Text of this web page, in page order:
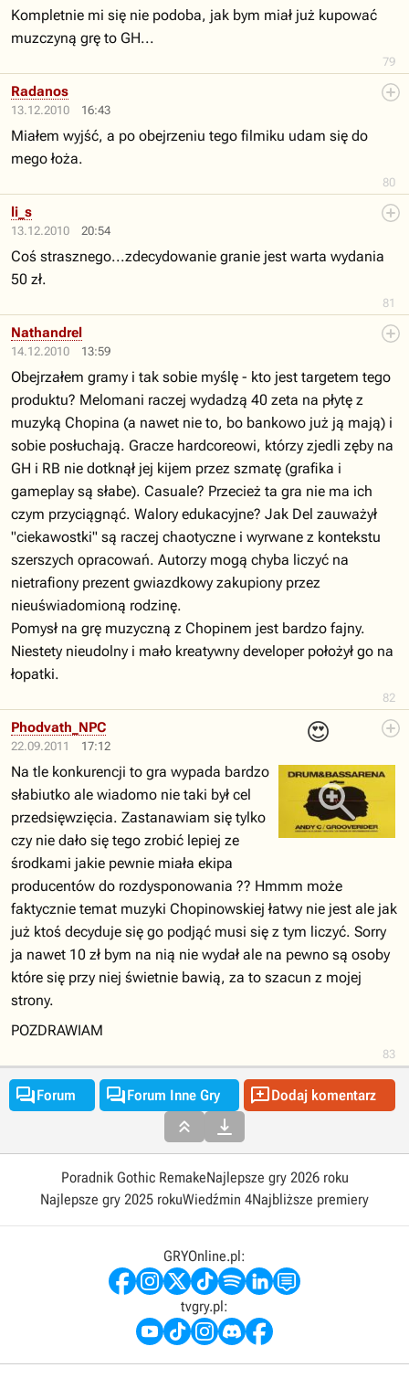
79
Kompletnie mi się nie podoba, jak bym miał już kupować
muzczyną grę to GH...
13.12.2010 16:43
80
Radanos
Miałem wyjść, a po obejrzeniu tego filmiku udam się do
mego łoża.
13.12.2010 20:54
81
li_s
Coś strasznego...zdecydowanie granie jest warta wydania
50 zł.
14.12.2010 13:59
82
Nathandrel
Obejrzałem gramy i tak sobie myślę - kto jest targetem tego
produktu? Melomani raczej wydadzą 40 zeta na płytę z
muzyką Chopina (a nawet nie to, bo bankowo już ją mają) i
sobie posłuchają. Gracze hardcoreowi, którzy zjedli zęby na
GH i RB nie dotknął jej kijem przez szmatę (grafika i
gameplay są słabe). Casuale? Przecież ta gra nie ma ich
czym przyciągnąć. Walory edukacyjne? Jak Del zauważył
"ciekawostki" są raczej chaotyczne i wyrwane z kontekstu
szerszych opracowań. Autorzy mogą chyba liczyć na
nietrafiony prezent gwiazdkowy zakupiony przez
nieuświadomioną rodzinę.
Pomysł na grę muzyczną z Chopinem jest bardzo fajny.
Niestety nieudolny i mało kreatywny developer położył go na
łopatki.
22.09.2011 17:12
😍
83
Phodvath_NPC
Na tle konkurencji to gra wypada bardzo
słabiutko ale wiadomo nie taki był cel
przedsięwzięcia. Zastanawiam się tylko
czy nie dało się tego zrobić lepiej ze
środkami jakie pewnie miała ekipa
producentów do rozdysponowania ?? Hmmm może
faktycznie temat muzyki Chopinowskiej łatwy nie jest ale jak
już ktoś decyduje się go podjąć musi się z tym liczyć. Sorry
ja nawet 10 zł bym na nią nie wydał ale na pewno są osoby
które się przy niej świetnie bawią, za to szacun z mojej
strony.
POZDRAWIAM
Forum Forum Inne Gry Dodaj komentarz
 
Poradnik Gothic RemakeNajlepsze gry 2026 roku
Najlepsze gry 2025 rokuWiedźmin 4Najbliższe premiery
GRYOnline.pl:
tvgry.pl: